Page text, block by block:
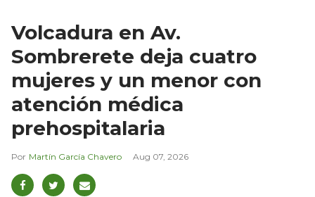
Volcadura en Av.
Sombrerete deja cuatro
mujeres y un menor con
atención médica
prehospitalaria
Martín García Chavero Aug 07, 2026